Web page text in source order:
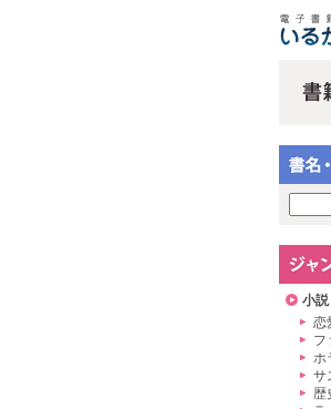
小
恋
フ
ホ
サ
歴